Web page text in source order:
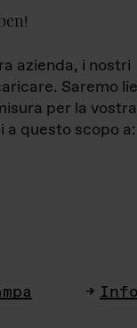
!
azienda, i nostri
Saremo
per la vostra
questo scopo a: